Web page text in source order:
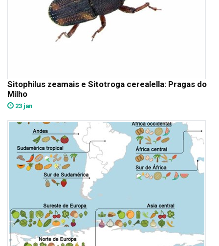
Sitophilus zeamais e Sitotroga cerealella: Pragas do
Milho
23 jan